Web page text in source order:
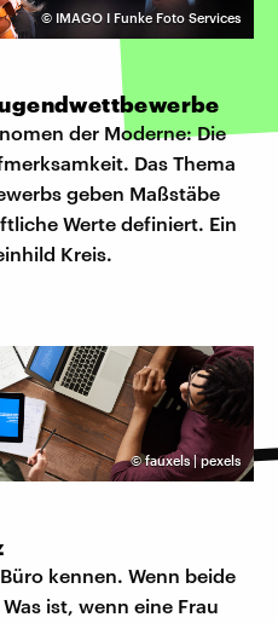
© IMAGO I Funke Foto Services
der Moderne: Die
Das Thema
geben Maßstäbe
Werte definiert. Ein
Kreis.
©fauxels | pexels
kennen. Wenn beide
ist, wenn eine Frau